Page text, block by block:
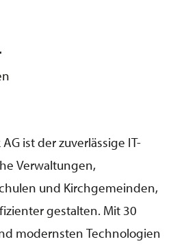
ist der zuverlässige IT-
Verwaltungen,
und Kirchgemeinden,
gestalten. Mit 30
modernsten Technologien